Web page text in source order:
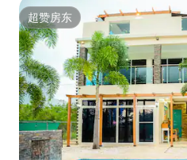
超赞房东
超赞房东